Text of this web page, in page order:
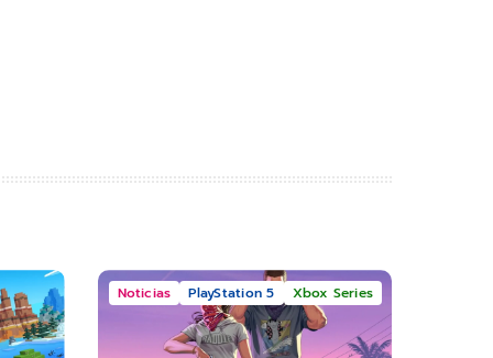
Noticias PlayStation 5 Xbox Series